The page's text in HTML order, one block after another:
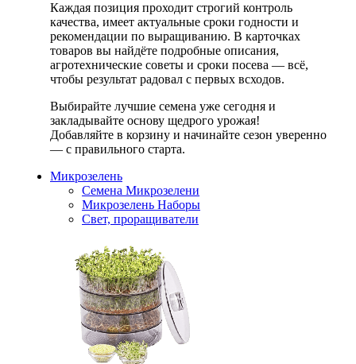
Каждая позиция проходит строгий контроль
качества, имеет актуальные сроки годности и
рекомендации по выращиванию. В карточках
товаров вы найдёте подробные описания,
агротехнические советы и сроки посева — всё,
чтобы результат радовал с первых всходов.
Выбирайте лучшие семена уже сегодня и
закладывайте основу щедрого урожая!
Добавляйте в корзину и начинайте сезон уверенно
— с правильного старта.
Микрозелень
Семена Микрозелени
Микрозелень Наборы
Свет, проращиватели